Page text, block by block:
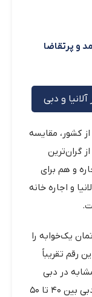
و پرتقاضا
و دبی
کشور، مقایسه
گران‌ترین
و هم برای
و اجاره خانه
یک‌خوابه را
پیدا کرد. این رقم تقریباً
مشابه در دبی
است. همچنین هزینه‌های خرید ملک در دبی بین ۴۰ تا ۵۰